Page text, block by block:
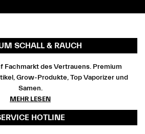
SCHALL & RAUCH
Fachmarkt des Vertrauens. Premium
Grow-Produkte, Top Vaporizer und
Samen.
MEHR LESEN
HOTLINE